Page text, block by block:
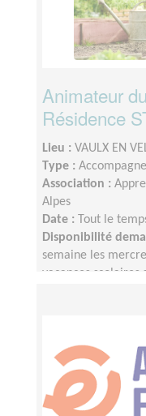
Animateur
Résidence
Lieu : VAULX EN
Type :
Association :
Alpes
Date :
Tout le
Disponibilité
semaine les
vacances scolaires